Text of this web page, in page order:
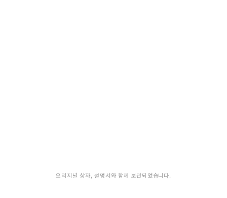
오리지널 상자, 설명서와 함께 보관되었습니다.